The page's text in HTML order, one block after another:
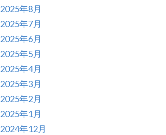
2025年8月
2025年7月
2025年6月
2025年5月
2025年4月
2025年3月
2025年2月
2025年1月
2024年12月